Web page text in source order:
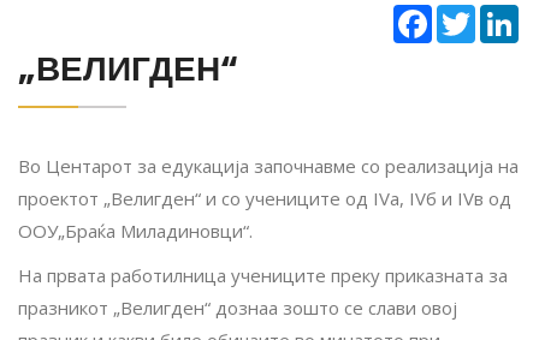
Facebook
Twitter
„ВЕЛИГДЕН“
Во Центарот за едукација започнавме со реализација на
проектот „Велигден“ и со учениците од IVа, IVб и IVв од
ООУ„Браќа Миладиновци“.
На првата работилница учениците преку приказната за
празникот „Велигден“ дознаа зошто се слави овој